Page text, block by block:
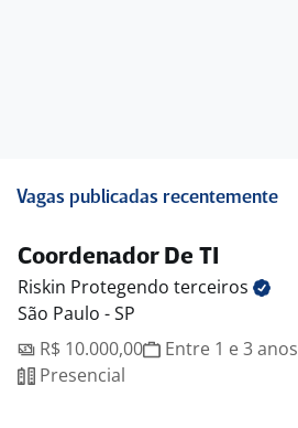
Vagas publicadas recentemente
Coordenador De TI
Riskin Protegendo terceiros
São Paulo - SP
R$ 10.000,00
Entre 1 e 3 anos
Presencial